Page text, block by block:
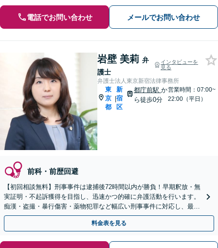
電話でお問い合わせ メールでお問い合わせ
岩壁 美莉 弁
護士
インタビューを
見る
弁護士法人東京新宿法律事務所
東
京
都
|
新
宿
区
都庁前駅 か
ら徒歩0分
営業時間：07:00~
22:00（平日）
前科・前歴回避
【初回相談無料】刑事事件は逮捕後72時間以内が勝負！早期釈放・無
実証明・不起訴獲得を目指し、迅速かつ的確に弁護活動を行います。
痴漢・盗撮・暴行傷害・薬物犯罪など幅広い刑事事件に対応し、最善
の解決を目指します【都庁前駅直結】【複数拠点あり】
料金表を見る